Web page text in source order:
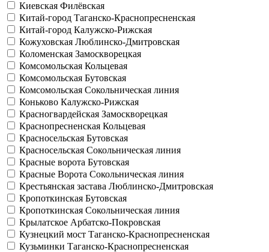
Киевская Филёвская
Китай-город Таганско-Краснопресненская
Китай-город Калужско-Рижская
Кожуховская Люблинско-Дмитровская
Коломенская Замоскворецкая
Комсомольская Кольцевая
Комсомольская Бутовская
Комсомольская Сокольническая линия
Коньково Калужско-Рижская
Красногвардейская Замоскворецкая
Краснопресненская Кольцевая
Красносельская Бутовская
Красносельская Сокольническая линия
Красные ворота Бутовская
Красные Ворота Сокольническая линия
Крестьянская застава Люблинско-Дмитровская
Кропоткинская Бутовская
Кропоткинская Сокольническая линия
Крылатское Арбатско-Покровская
Кузнецкий мост Таганско-Краснопресненская
Кузьминки Таганско-Краснопресненская